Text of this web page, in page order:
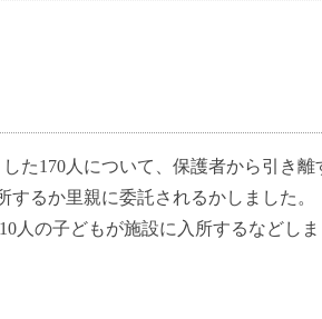
170人について、保護者から引き離
るか里親に委託されるかしました。
人の子どもが施設に入所するなどし